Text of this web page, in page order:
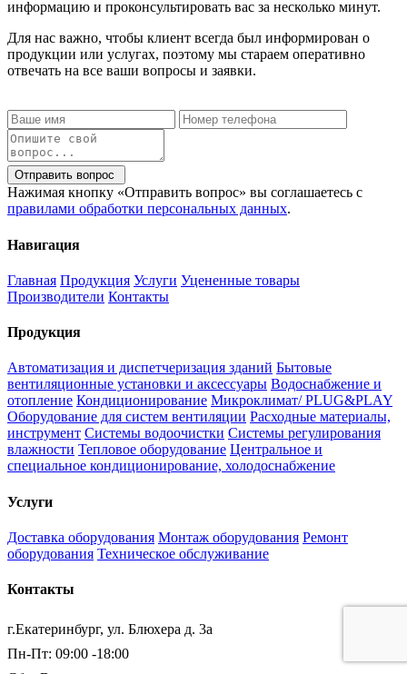
информацию и проконсультировать вас за несколько минут.
Для нас важно, чтобы клиент всегда был информирован о
продукции или услугах, поэтому мы стараем оперативно
отвечать на все ваши вопросы и заявки.
Отправить вопрос
Нажимая кнопку «Отправить вопрос» вы соглашаетесь с
правилами обработки персональных данных.
Навигация
Главная Продукция Услуги Уцененные товары
Производители Контакты
Продукция
Автоматизация и диспетчеризация зданий Бытовые
вентиляционные установки и аксессуары Водоснабжение и
отопление Кондиционирование Микроклимат/ PLUG&PLAY
Оборудование для систем вентиляции Расходные материалы,
инструмент Системы водоочистки Системы регулирования
влажности Тепловое оборудование Центральное и
специальное кондиционирование, холодоснабжение
Услуги
Доставка оборудования Монтаж оборудования Ремонт
оборудования Техническое обслуживание
Контакты
г.Екатеринбург, ул. Блюхера д. 3а
Пн-Пт: 09:00 -18:00